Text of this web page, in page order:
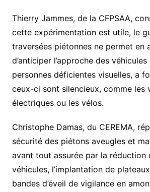
Thierry Jammes, de la CFPSAA,
cette expérimentation est utile, le
traversées piétonnes ne permet en
d’anticiper l’approche des
personnes déficientes visuelles, a
ceux-ci sont silencieux, comme les
électriques ou les vélos.
Christophe Damas, du CEREMA,
sécurité des piétons aveugles et
avant tout assurée par la réduction
véhicules, l’implantation de
bandes d’éveil de vigilance en